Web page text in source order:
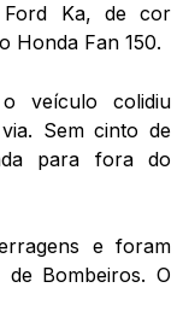
Ford Ka, de cor
Honda Fan 150.
o veículo colidiu
Sem cinto de
para fora do
e foram
Bombeiros. O